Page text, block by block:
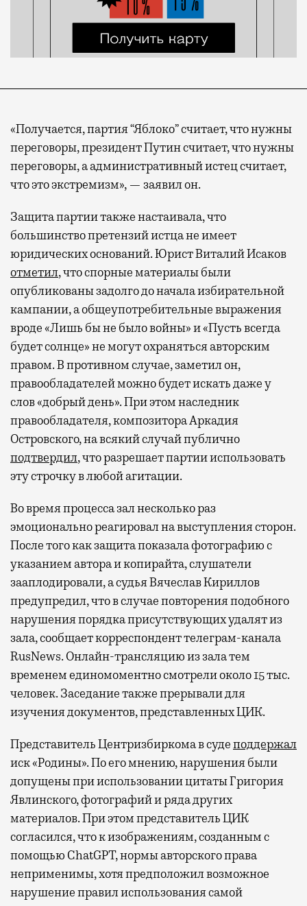
«Получается, партия “Яблоко” считает, что нужны
переговоры, президент Путин считает, что нужны
переговоры, а административный истец считает,
что это экстремизм», — заявил он.
Защита партии также настаивала, что
большинство претензий истца не имеет
юридических оснований. Юрист Виталий Исаков
отметил, что спорные материалы были
опубликованы задолго до начала избирательной
кампании, а общеупотребительные выражения
вроде «Лишь бы не было войны» и «Пусть всегда
будет солнце» не могут охраняться авторским
правом. В противном случае, заметил он,
правообладателей можно будет искать даже у
слов «добрый день». При этом наследник
правообладателя, композитора Аркадия
Островского, на всякий случай публично
подтвердил, что разрешает партии использовать
эту строчку в любой агитации.
Во время процесса зал несколько раз
эмоционально реагировал на выступления сторон.
После того как защита показала фотографию с
указанием автора и копирайта, слушатели
зааплодировали, а судья Вячеслав Кириллов
предупредил, что в случае повторения подобного
нарушения порядка присутствующих удалят из
зала, сообщает корреспондент телеграм-канала
RusNews. Онлайн-трансляцию из зала тем
временем единомоментно смотрели около 15 тыс.
человек. Заседание также прерывали для
изучения документов, представленных ЦИК.
Представитель Центризбиркома в судеподдержал
иск «Родины». По его мнению, нарушения были
допущены при использовании цитаты Григория
Явлинского, фотографий и ряда других
материалов. При этом представитель ЦИК
согласился, что к изображениям, созданным с
помощью ChatGPT, нормы авторского права
неприменимы, хотя предположил возможное
нарушение правил использования самой